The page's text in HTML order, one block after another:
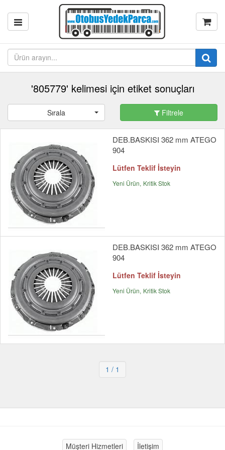
'805779' kelimesi için etiket sonuçları
Sırala Filtrele
DEB.BASKISI 362 mm ATEGO
904
Lütfen Teklif İsteyin
Yeni Ürün Kritik Stok
DEB.BASKISI 362 mm ATEGO
904
Lütfen Teklif İsteyin
Yeni Ürün Kritik Stok
1 / 1
Müşteri Hizmetleri İletişim